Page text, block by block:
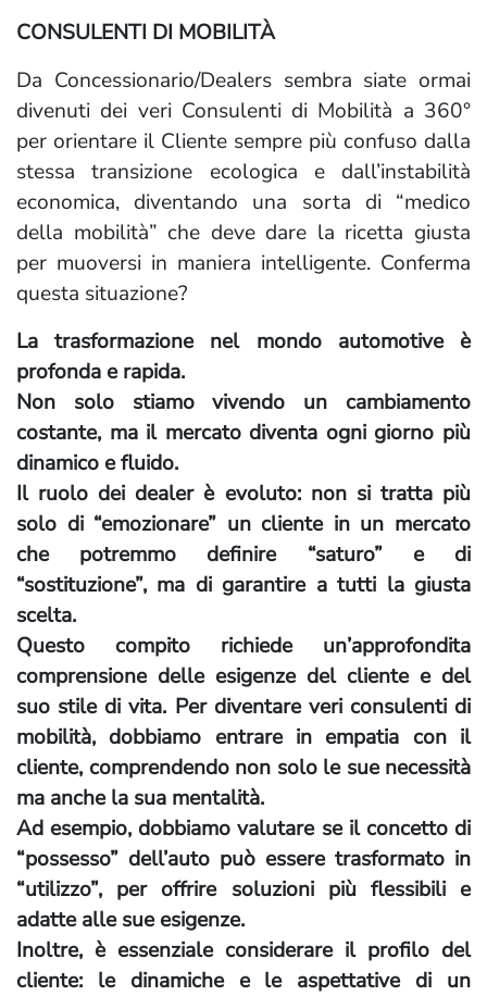
CONSULENTI DI MOBILITÀ
Da Concessionario/Dealers sembra siate ormai
divenuti dei veri Consulenti di Mobilità a 360°
per orientare il Cliente sempre più confuso dalla
stessa transizione ecologica e dall’instabilità
economica, diventando una sorta di “medico
della mobilità” che deve dare la ricetta giusta
per muoversi in maniera intelligente. Conferma
questa situazione?
La trasformazione nel mondo automotive è
profonda e rapida.
Non solo stiamo vivendo un cambiamento
costante, ma il mercato diventa ogni giorno più
dinamico e fluido.
Il ruolo dei dealer è evoluto: non si tratta più
solo di “emozionare” un cliente in un mercato
che potremmo definire “saturo” e di
“sostituzione”, ma di garantire a tutti la giusta
scelta.
Questo compito richiede un’approfondita
comprensione delle esigenze del cliente e del
suo stile di vita. Per diventare veri consulenti di
mobilità, dobbiamo entrare in empatia con il
cliente, comprendendo non solo le sue necessità
ma anche la sua mentalità.
Ad esempio, dobbiamo valutare se il concetto di
“possesso” dell’auto può essere trasformato in
“utilizzo”, per offrire soluzioni più flessibili e
adatte alle sue esigenze.
Inoltre, è essenziale considerare il profilo del
cliente: le dinamiche e le aspettative di un